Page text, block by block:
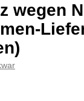
wegen